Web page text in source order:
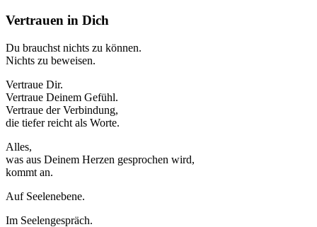
Vertrauen in Dich
Du brauchst nichts zu können.
Nichts zu beweisen.
Vertraue Dir.
Vertraue Deinem Gefühl.
Vertraue der Verbindung,
die tiefer reicht als Worte.
Alles,
was aus Deinem Herzen gesprochen wird,
kommt an.
Auf Seelenebene.
Im Seelengespräch.